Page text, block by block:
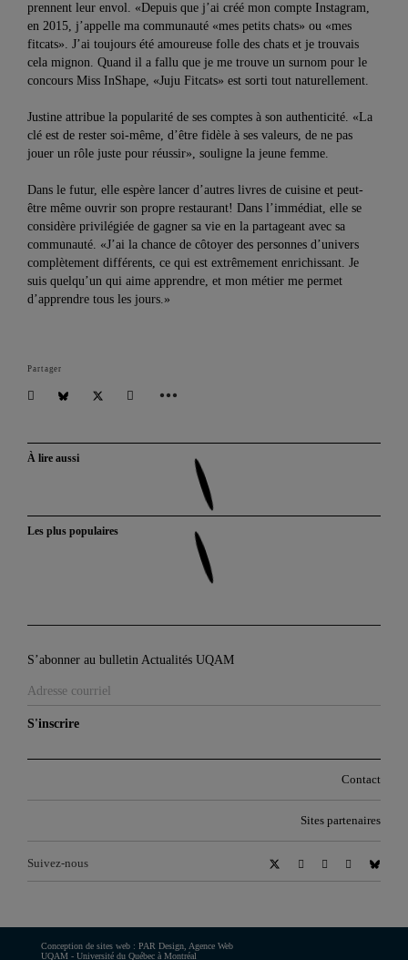
prennent leur envol. «Depuis que j’ai créé mon compte Instagram,
en 2015, j’appelle ma communauté «mes petits chats» ou «mes
fitcats». J’ai toujours été amoureuse folle des chats et je trouvais
cela mignon. Quand il a fallu que je me trouve un surnom pour le
concours Miss InShape, «Juju Fitcats» est sorti tout naturellement.
Justine attribue la popularité de ses comptes à son authenticité. «La
clé est de rester soi-même, d’être fidèle à ses valeurs, de ne pas
jouer un rôle juste pour réussir», souligne la jeune femme.
Dans le futur, elle espère lancer d’autres livres de cuisine et peut-
être même ouvrir son propre restaurant! Dans l’immédiat, elle se
considère privilégiée de gagner sa vie en la partageant avec sa
communauté. «J’ai la chance de côtoyer des personnes d’univers
complètement différents, ce qui est extrêmement enrichissant. Je
suis quelqu’un qui aime apprendre, et mon métier me permet
d’apprendre tous les jours.»
Partager
À lire aussi
Les plus populaires
S’abonner au bulletin Actualités UQAM
S'inscrire
Contact
Sites partenaires
Suivez-nous
UQAM - Université du Québec à Montréal
Conception de sites web : PAR Design, Agence Web